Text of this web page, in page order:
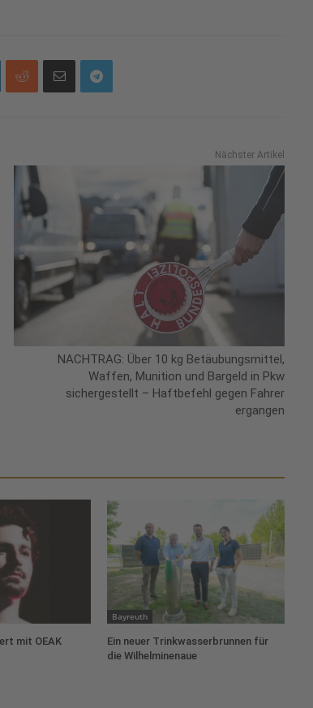
Nächster Artikel
NACHTRAG: Über 10 kg Betäubungsmittel,
Waffen, Munition und Bargeld in Pkw
sichergestellt – Haftbefehl gegen Fahrer
ergangen
mit OEAK
Bayreuth
Ein neuer Trinkwasserbrunnen für
die Wilhelminenaue